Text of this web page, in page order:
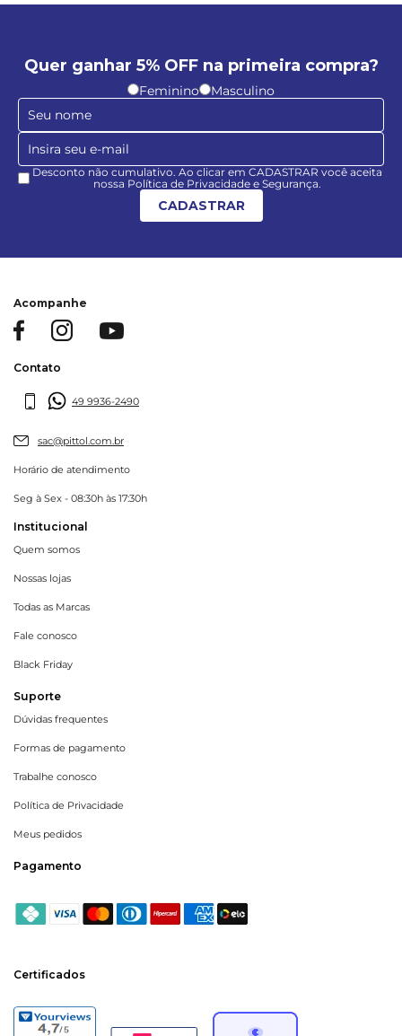
Quer ganhar 5% OFF na primeira compra?
Feminino Masculino
Desconto não cumulativo. Ao clicar em CADASTRAR você aceita
nossa Política de Privacidade e Segurança.
CADASTRAR
Acompanhe
Contato
49 9936-2490
sac@pittol.com.br
Horário de atendimento
Seg à Sex - 08:30h às 17:30h
Institucional
Quem somos
Nossas lojas
Todas as Marcas
Fale conosco
Black Friday
Suporte
Dúvidas frequentes
Formas de pagamento
Trabalhe conosco
Política de Privacidade
Meus pedidos
Pagamento
Certificados